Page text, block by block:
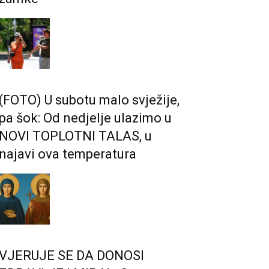
(FOTO) U subotu malo svježije,
pa šok: Od nedjelje ulazimo u
NOVI TOPLOTNI TALAS, u
najavi ova temperatura
SE DA DONOSI